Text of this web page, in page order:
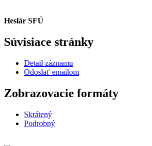
Heslár SFÚ
Súvisiace stránky
Detail záznamu
Odoslať emailom
Zobrazovacie formáty
Skrátený
Podrobný